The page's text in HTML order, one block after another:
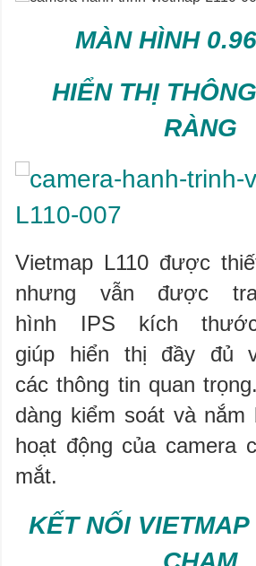
MÀN HÌNH
HIỂN THỊ
RÀNG
Vietmap L110 được
nhưng vẫn được
hình IPS kích
giúp hiển thị đầy đủ
các thông tin quan
dàng kiểm soát và nắm
hoạt động của camera
mắt.
KẾT NỐI